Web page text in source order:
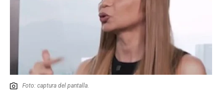
Foto: captura del pantalla.